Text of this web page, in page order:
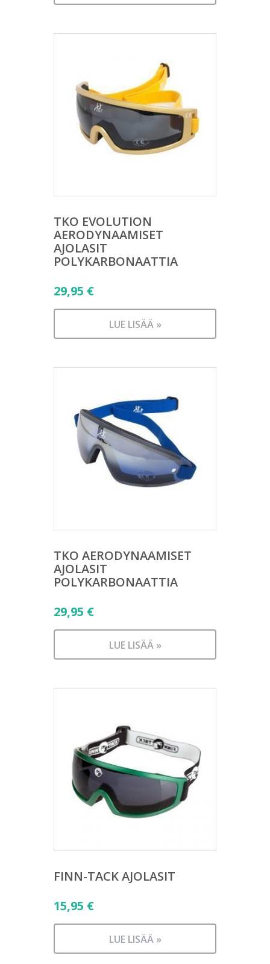
TKO EVOLUTION
AERODYNAAMISET
AJOLASIT
POLYKARBONAATTIA
29,95 €
LUE LISÄÄ »
TKO AERODYNAAMISET
AJOLASIT
POLYKARBONAATTIA
29,95 €
LUE LISÄÄ »
FINN-TACK AJOLASIT
15,95 €
LUE LISÄÄ »